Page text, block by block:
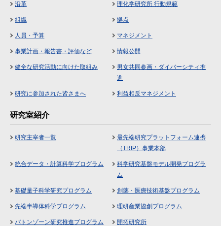
沿革 理化学研究所 行動規範
組織 拠点
人員・予算 マネジメント
事業計画・報告書・評価など 情報公開
健全な研究活動に向けた取組み
男女共同参画・ダイバーシティ推
進
研究に参加された皆さまへ 利益相反マネジメント
研究室紹介
研究主宰者一覧
最先端研究プラットフォーム連携
（TRIP）事業本部
統合データ・計算科学プログラム
科学研究基盤モデル開発プログラ
ム
基礎量子科学研究プログラム 創薬・医療技術基盤プログラム
先端半導体科学プログラム 理研産業協創プログラム
バトンゾーン研究推進プログラム 開拓研究所